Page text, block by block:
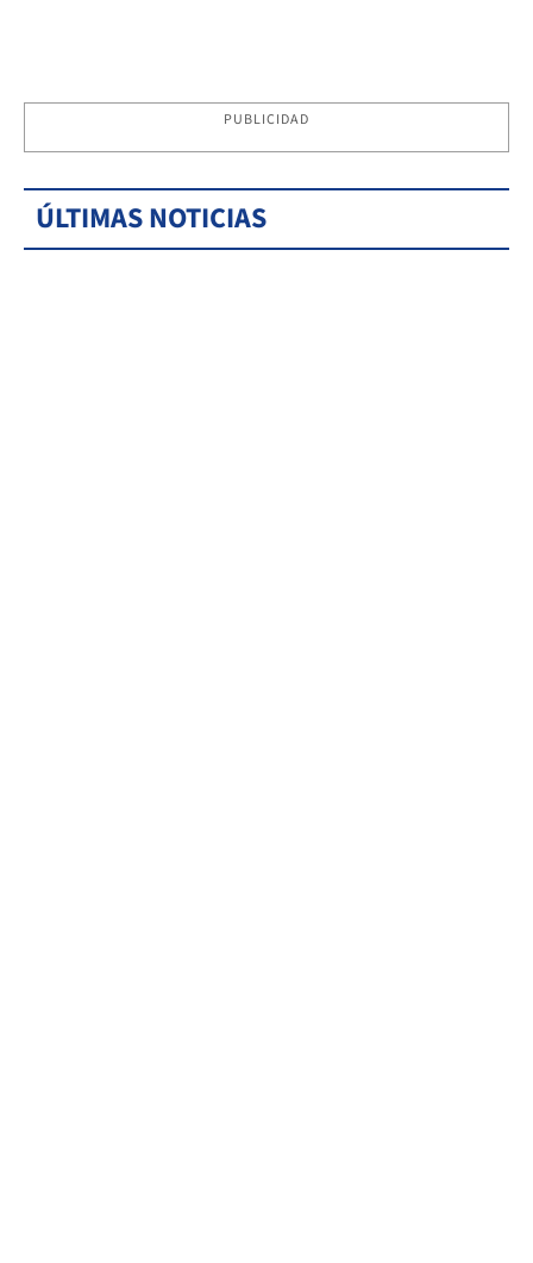
PUBLICIDAD
ÚLTIMAS NOTICIAS